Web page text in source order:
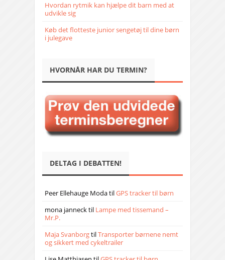
Hvordan rytmik kan hjælpe dit barn med at
udvikle sig
Køb det flotteste junior sengetøj til dine børn
i julegave
HVORNÅR HAR DU TERMIN?
DELTAG I DEBATTEN!
Peer Ellehauge ModatilGPS tracker til børn
mona jannecktil Lampe med tissemand –
Mr.P.
Maja SvanborgtilTransporter børnene nemt
og sikkert med cykeltrailer